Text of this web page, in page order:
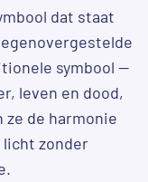
dat staat
symbool —
leven en dood,
de harmonie
zonder